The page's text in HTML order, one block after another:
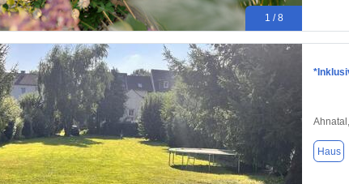
1 / 8
Haus